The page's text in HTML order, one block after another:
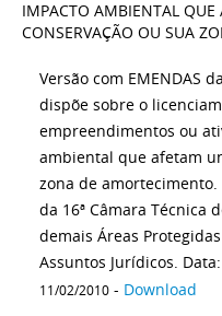
IMPACTO AMBIENTAL QUE
CONSERVAÇÃO OU SUA
Versão com EMENDAS
dispõe sobre o
empreendimentos ou
ambiental que afetam
zona de
da 16ª Câmara Técnica
demais Áreas
Assuntos Jurídicos.
11/02/2010 - Download